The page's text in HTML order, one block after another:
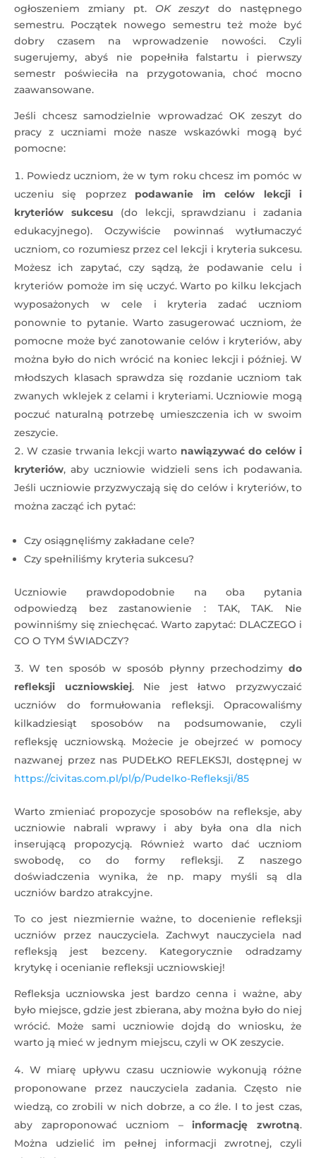
ogłoszeniem zmiany pt. OK zeszyt do następnego
semestru. Początek nowego semestru też może być
dobry czasem na wprowadzenie nowości. Czyli
sugerujemy, abyś nie popełniła falstartu i pierwszy
semestr poświeciła na przygotowania, choć mocno
zaawansowane.
Jeśli chcesz samodzielnie wprowadzać OK zeszyt do
pracy z uczniami może nasze wskazówki mogą być
pomocne:
Powiedz uczniom, że w tym roku chcesz im pomóc w
uczeniu się poprzez podawanie im celów lekcji i
kryteriów sukcesu (do lekcji, sprawdzianu i zadania
edukacyjnego). Oczywiście powinnaś wytłumaczyć
uczniom, co rozumiesz przez cel lekcji i kryteria sukcesu.
Możesz ich zapytać, czy sądzą, że podawanie celu i
kryteriów pomoże im się uczyć. Warto po kilku lekcjach
wyposażonych w cele i kryteria zadać uczniom
ponownie to pytanie. Warto zasugerować uczniom, że
pomocne może być zanotowanie celów i kryteriów, aby
można było do nich wrócić na koniec lekcji i później. W
młodszych klasach sprawdza się rozdanie uczniom tak
zwanych wklejek z celami i kryteriami. Uczniowie mogą
poczuć naturalną potrzebę umieszczenia ich w swoim
zeszycie.
W czasie trwania lekcji warto nawiązywać do celów i
kryteriów, aby uczniowie widzieli sens ich podawania.
Jeśli uczniowie przyzwyczają się do celów i kryteriów, to
można zacząć ich pytać:
Czy osiągnęliśmy zakładane cele?
Czy spełniliśmy kryteria sukcesu?
Uczniowie prawdopodobnie na oba pytania
odpowiedzą bez zastanowienie : TAK, TAK. Nie
powinniśmy się zniechęcać. Warto zapytać: DLACZEGO i
CO O TYM ŚWIADCZY?
W ten sposób w sposób płynny przechodzimy do
refleksji uczniowskiej. Nie jest łatwo przyzwyczaić
uczniów do formułowania refleksji. Opracowaliśmy
kilkadziesiąt sposobów na podsumowanie, czyli
refleksję uczniowską. Możecie je obejrzeć w pomocy
nazwanej przez nas PUDEŁKO REFLEKSJI, dostępnej w
https://civitas.com.pl/pl/p/Pudelko-Refleksji/85
Warto zmieniać propozycje sposobów na refleksje, aby
uczniowie nabrali wprawy i aby była ona dla nich
inserującą propozycją. Również warto dać uczniom
swobodę, co do formy refleksji. Z naszego
doświadczenia wynika, że np. mapy myśli są dla
uczniów bardzo atrakcyjne.
To co jest niezmiernie ważne, to docenienie refleksji
uczniów przez nauczyciela. Zachwyt nauczyciela nad
refleksją jest bezceny. Kategorycznie odradzamy
krytykę i ocenianie refleksji uczniowskiej!
Refleksja uczniowska jest bardzo cenna i ważne, aby
było miejsce, gdzie jest zbierana, aby można było do niej
wrócić. Może sami uczniowie dojdą do wniosku, że
warto ją mieć w jednym miejscu, czyli w OK zeszycie.
W miarę upływu czasu uczniowie wykonują różne
proponowane przez nauczyciela zadania. Często nie
wiedzą, co zrobili w nich dobrze, a co źle. I to jest czas,
aby zaproponować uczniom –informację zwrotną.
Można udzielić im pełnej informacji zwrotnej, czyli